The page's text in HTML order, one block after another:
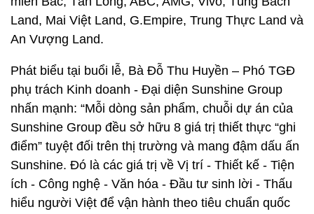
Land, Mai Việt Land, G.Empire, Trung Thực Land và
An Vượng Land.
Phát biểu tại buổi lễ, Bà Đỗ Thu Huyền – Phó TGĐ
phụ trách Kinh doanh - Đại diện Sunshine Group
nhấn mạnh: “Mỗi dòng sản phẩm, chuỗi dự án của
Sunshine Group đều sở hữu 8 giá trị thiết thực “ghi
điểm” tuyệt đối trên thị trường và mang đậm dấu ấn
Sunshine. Đó là các giá trị về Vị trí - Thiết kế - Tiện
ích - Công nghệ - Văn hóa - Đầu tư sinh lời - Thấu
hiểu người Việt để vận hành theo tiêu chuẩn quốc